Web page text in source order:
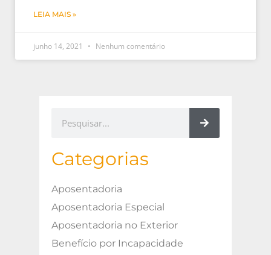
LEIA MAIS »
junho 14, 2021 Nenhum comentário
Categorias
Aposentadoria
Aposentadoria Especial
Aposentadoria no Exterior
Benefício por Incapacidade